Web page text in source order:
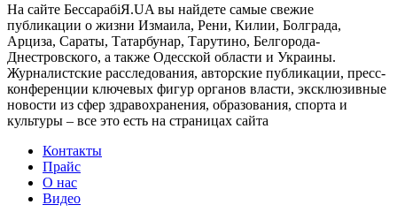
На сайте БессарабіЯ.UA вы найдете самые свежие
публикации о жизни Измаила, Рени, Килии, Болграда,
Арциза, Сараты, Татарбунар, Тарутино, Белгорода-
Днестровского, а также Одесской области и Украины.
Журналистские расследования, авторские публикации, пресс-
конференции ключевых фигур органов власти, эксклюзивные
новости из сфер здравохранения, образования, спорта и
культуры – все это есть на страницах сайта
Контакты
Прайс
О нас
Видео